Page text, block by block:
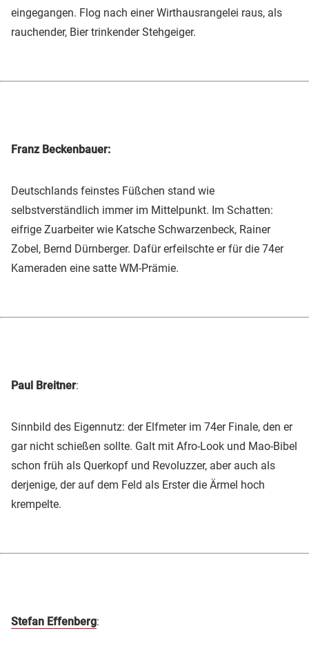
eingegangen. Flog nach einer Wirthausrangelei raus, als
rauchender, Bier trinkender Stehgeiger.
Franz Beckenbauer:
Deutschlands feinstes Füßchen stand wie
selbstverständlich immer im Mittelpunkt. Im Schatten:
eifrige Zuarbeiter wie Katsche Schwarzenbeck, Rainer
Zobel, Bernd Dürnberger. Dafür erfeilschte er für die 74er
Kameraden eine satte WM-Prämie.
Paul Breitner:
Sinnbild des Eigennutz: der Elfmeter im 74er Finale, den er
gar nicht schießen sollte. Galt mit Afro-Look und Mao-Bibel
schon früh als Querkopf und Revoluzzer, aber auch als
derjenige, der auf dem Feld als Erster die Ärmel hoch
krempelte.
Stefan Effenberg: